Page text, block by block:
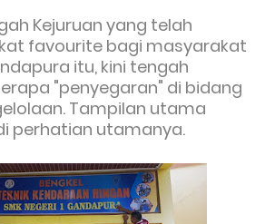
Kejuruan yang telah
favourite bagi masyarakat
itu, kini tengah
"penyegaran" di bidang
Tampilan utama
perhatian utamanya.